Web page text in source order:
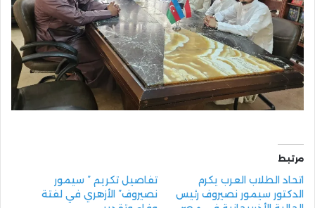
مرتبط
اتحاد الطلاب العرب يكرم
الدكتور سيمور نصيروف رئيس
تفاصيل تكريم ” سيمور
نصيروف” الأزهري في لفتة